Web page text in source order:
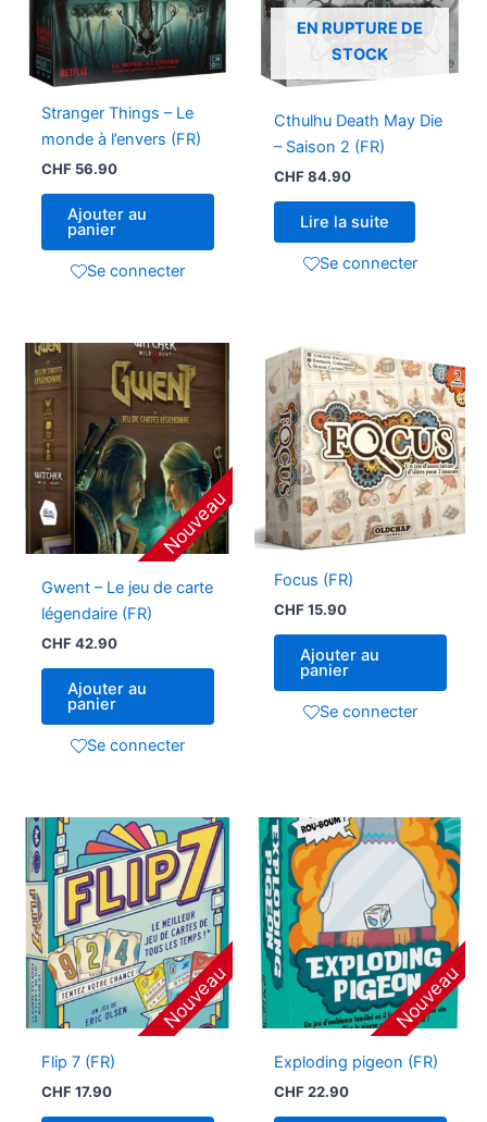
Stranger Things – Le
monde à l’envers (FR)
CHF56.90
Ajouter au
panier
Se connecter
EN RUPTURE DE
STOCK
Cthulhu Death May Die
– Saison 2 (FR)
CHF84.90
Lire la suite
Se connecter
Nouveau
Gwent – Le jeu de carte
légendaire (FR)
CHF42.90
Ajouter au
panier
Se connecter
Focus (FR)
CHF15.90
Ajouter au
panier
Se connecter
Nouveau
Flip 7 (FR)
CHF17.90
Nouveau
Exploding pigeon (FR)
CHF22.90